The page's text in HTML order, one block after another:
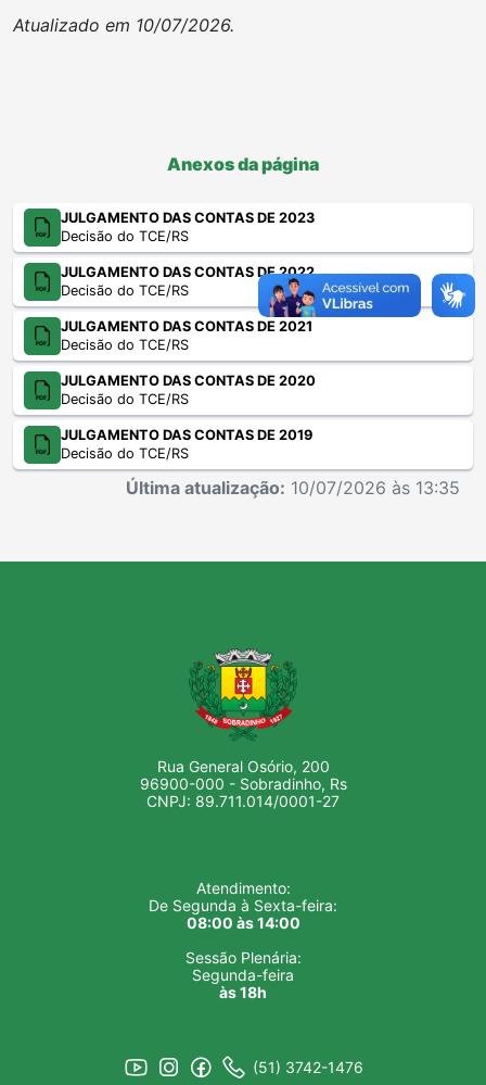
Atualizado em 10/07/2026.
Anexos da página
JULGAMENTO DAS CONTAS DE 2023
Decisão do TCE/RS
JULGAMENTO DAS CONTAS DE 2022
Decisão do TCE/RS
JULGAMENTO DAS CONTAS DE 2021
Decisão do TCE/RS
JULGAMENTO DAS CONTAS DE 2020
Decisão do TCE/RS
JULGAMENTO DAS CONTAS DE 2019
Decisão do TCE/RS
Última atualização: 10/07/2026 às 13:35
Rua General Osório, 200
96900-000 - Sobradinho, Rs
CNPJ: 89.711.014/0001-27
Atendimento:
De Segunda à Sexta-feira:
08:00 às 14:00
Sessão Plenária:
Segunda-feira
às 18h
(51) 3742-1476